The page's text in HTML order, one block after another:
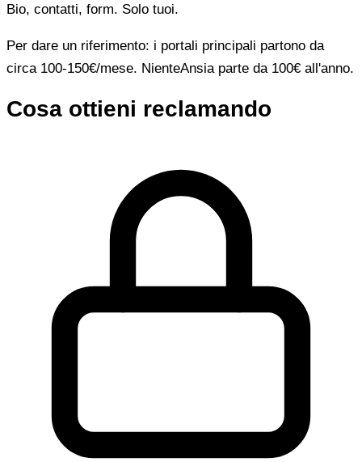
Bio, contatti, form. Solo tuoi.
Per dare un riferimento: i portali principali partono da
circa 100-150€/mese. NienteAnsia parte da 100€ all'anno.
Cosa ottieni reclamando